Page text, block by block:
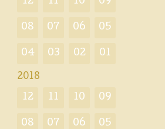
08 07 06 05
04 03 02 01
2018
12 11 10 09
08 07 06 05